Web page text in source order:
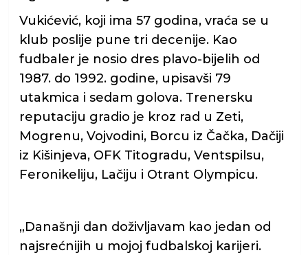
Vukićević, koji ima 57 godina, vraća se u
klub poslije pune tri decenije. Kao
fudbaler je nosio dres plavo-bijelih od
1987. do 1992. godine, upisavši 79
utakmica i sedam golova. Trenersku
reputaciju gradio je kroz rad u Zeti,
Mogrenu, Vojvodini, Borcu iz Čačka, Dačiji
iz Kišinjeva, OFK Titogradu, Ventspilsu,
Feronikeliju, Lačiju i Otrant Olympicu.
„Današnji dan doživljavam kao jedan od
najsrećnijih u mojoj fudbalskoj karijeri.